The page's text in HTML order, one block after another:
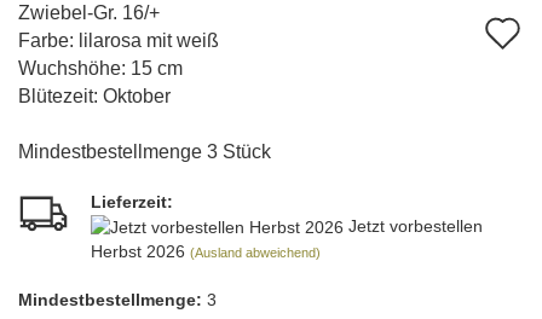
Zwiebel-Gr. 16/+
Farbe: lilarosa mit weiß
Wuchshöhe: 15 cm
Blütezeit: Oktober
Mindestbestellmenge 3 Stück
Lieferzeit:
Jetzt vorbestellen
Herbst 2026 (Ausland abweichend)
Mindest­bestellmenge: 3